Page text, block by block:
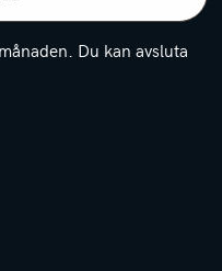
Du kan avsluta